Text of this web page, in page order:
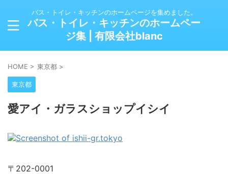
バス・トイレ・キッチンのホームページを集めました。
バス・トイレ・キッチンのホームペー
ジ集 | 有限会社blanc
HOME > 東京都 >
東京都
愛アイ・ガラスショップイシイ
〒202-0001